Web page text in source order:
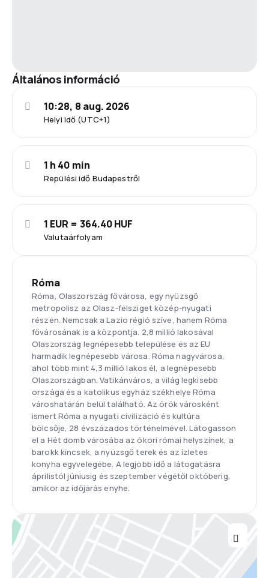
Általános információ
Helyi idő (UTC+1)
10:28, 8 aug. 2026
Repülési idő Budapestről
1 h 40 min
Valutaárfolyam
1 EUR = 364.40 HUF
Róma
Róma, Olaszország fővárosa, egy nyüzsgő
metropolisz az Olasz-félsziget közép-nyugati
részén. Nemcsak a Lazio régió szíve, hanem Róma
fővárosának is a központja. 2,8 millió lakosával
Olaszország legnépesebb települése és az EU
harmadik legnépesebb városa. Róma nagyvárosa,
ahol több mint 4,3 millió lakos él, a legnépesebb
Olaszországban. Vatikánváros, a világ legkisebb
országa és a katolikus egyház székhelye Róma
városhatárán belül található. Az örök városként
ismert Róma a nyugati civilizáció és kultúra
bölcsője, 28 évszázados történelmével. Látogasson
el a Hét domb városába az ókori római helyszínek, a
barokk kincsek, a nyüzsgő terek és az ízletes
konyha egyvelegébe. A legjobb idő a látogatásra
áprilistól júniusig és szeptember végétől októberig,
amikor az időjárás enyhe.